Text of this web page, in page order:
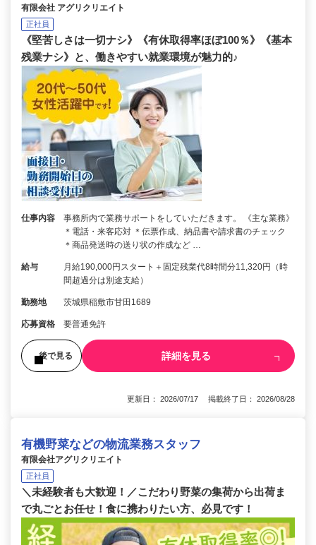
有限会社 アグリクリエイト
正社員
《堅苦しさは一切ナシ》《有休取得率ほぼ100％》《基本
残業ナシ》と、働きやすい就業環境が魅力的♪
仕事内容
事務所内で業務サポートをしていただきます。 《主な業務》
＊電話・来客応対 ＊伝票作成、納品書や請求書のチェック
＊商品発送時の送り状の作成など …
給与
月給190,000円スタート＋固定残業代8時間分11,320円（時
間超過分は別途支給）
勤務地 茨城県稲敷市甘田1689
応募資格 要普通免許
後で見る 詳細を見る
更新日： 2026/07/17 掲載終了日： 2026/08/28
有機野菜などの物流業務スタッフ
有限会社アグリクリエイト
正社員
＼未経験者も大歓迎！／こだわり野菜の集荷から出荷ま
で丸ごとお任せ！食に携わりたい方、必見です！